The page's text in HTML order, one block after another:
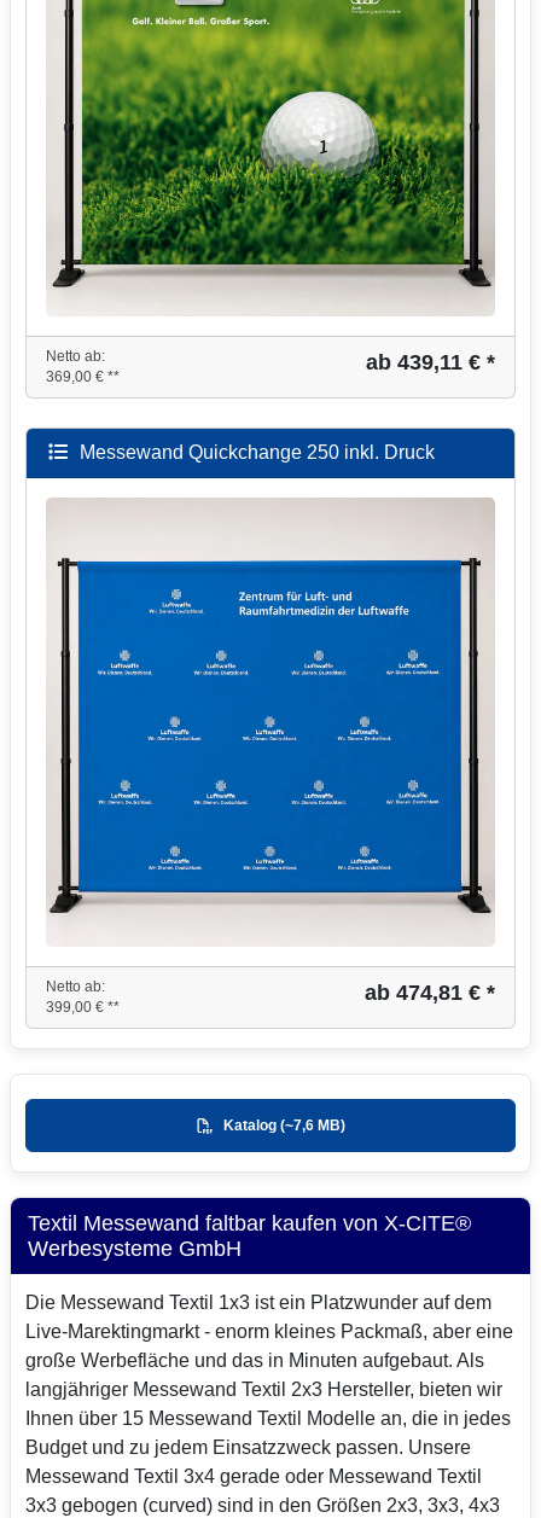
Netto ab:
369,00 € **
ab 439,11 € *
Messewand Quickchange 250 inkl. Druck
Netto ab:
399,00 € **
ab 474,81 € *
Katalog (~7,6 MB)
Textil Messewand faltbar kaufen von X-CITE®
Werbesysteme GmbH
Die Messewand Textil 1x3 ist ein Platzwunder auf dem
Live-Marektingmarkt - enorm kleines Packmaß, aber eine
große Werbefläche und das in Minuten aufgebaut. Als
langjähriger Messewand Textil 2x3 Hersteller, bieten wir
Ihnen über 15 Messewand Textil Modelle an, die in jedes
Budget und zu jedem Einsatzzweck passen. Unsere
Messewand Textil 3x4 gerade oder Messewand Textil
3x3 gebogen (curved) sind in den Größen 2x3, 3x3, 4x3